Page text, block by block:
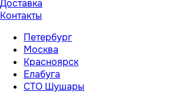
Доставка
Контакты
Петербург
Москва
Красноярск
Елабуга
СТО Шушары